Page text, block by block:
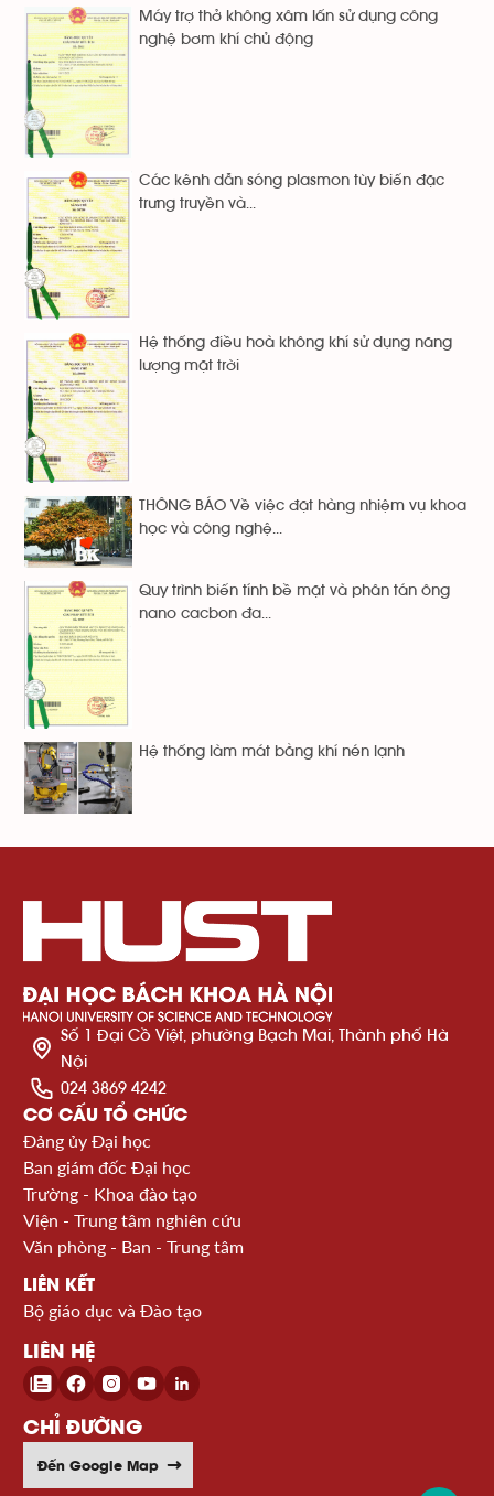
Máy trợ thở không xâm lấn sử dụng công
nghệ bơm khí chủ động
Các kênh dẫn sóng plasmon tùy biến đặc
trưng truyền và...
Hệ thống điều hoà không khí sử dụng năng
lượng mặt trời
THÔNG BÁO Về việc đặt hàng nhiệm vụ khoa
học và công nghệ...
Quy trình biến tính bề mặt và phân tán ông
nano cacbon đa...
Hệ thống làm mát bằng khí nén lạnh
Số 1 Đại Cồ Việt, phường Bạch Mai, Thành phố Hà
Nội
024 3869 4242
CƠ CẤU TỔ CHỨC
Đảng ủy Đại học
Ban giám đốc Đại học
Trường - Khoa đào tạo
Viện - Trung tâm nghiên cứu
Văn phòng - Ban - Trung tâm
LIÊN KẾT
Bộ giáo dục và Đào tạo
LIÊN HỆ
CHỈ ĐƯỜNG
Đến Google Map